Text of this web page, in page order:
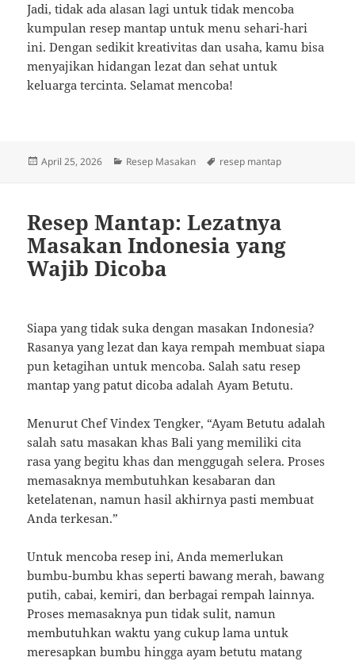
Jadi, tidak ada alasan lagi untuk tidak mencoba
kumpulan resep mantap untuk menu sehari-hari
ini. Dengan sedikit kreativitas dan usaha, kamu bisa
menyajikan hidangan lezat dan sehat untuk
keluarga tercinta. Selamat mencoba!
Posted
April 25, 2026 Categories
Resep Masakan Tags
resep mantap
Resep Mantap: Lezatnya
Masakan Indonesia yang
Wajib Dicoba
Siapa yang tidak suka dengan masakan Indonesia?
Rasanya yang lezat dan kaya rempah membuat siapa
pun ketagihan untuk mencoba. Salah satu resep
mantap yang patut dicoba adalah Ayam Betutu.
Menurut Chef Vindex Tengker, “Ayam Betutu adalah
salah satu masakan khas Bali yang memiliki cita
rasa yang begitu khas dan menggugah selera. Proses
memasaknya membutuhkan kesabaran dan
ketelatenan, namun hasil akhirnya pasti membuat
Anda terkesan.”
Untuk mencoba resep ini, Anda memerlukan
bumbu-bumbu khas seperti bawang merah, bawang
putih, cabai, kemiri, dan berbagai rempah lainnya.
Proses memasaknya pun tidak sulit, namun
membutuhkan waktu yang cukup lama untuk
meresapkan bumbu hingga ayam betutu matang